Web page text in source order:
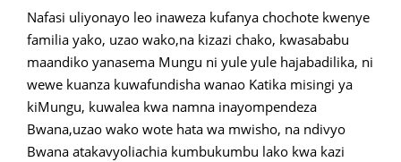
Nafasi uliyonayo leo inaweza kufanya chochote kwenye
familia yako, uzao wako,na kizazi chako, kwasababu
maandiko yanasema Mungu ni yule yule hajabadilika, ni
wewe kuanza kuwafundisha wanao Katika misingi ya
kiMungu, kuwalea kwa namna inayompendeza
Bwana,uzao wako wote hata wa mwisho, na ndivyo
Bwana atakavyoliachia kumbukumbu lako kwa kazi